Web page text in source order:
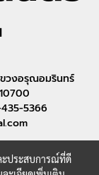
วงอรุณอมรินทร์
5366
ะประสบการณ์ที่ดี